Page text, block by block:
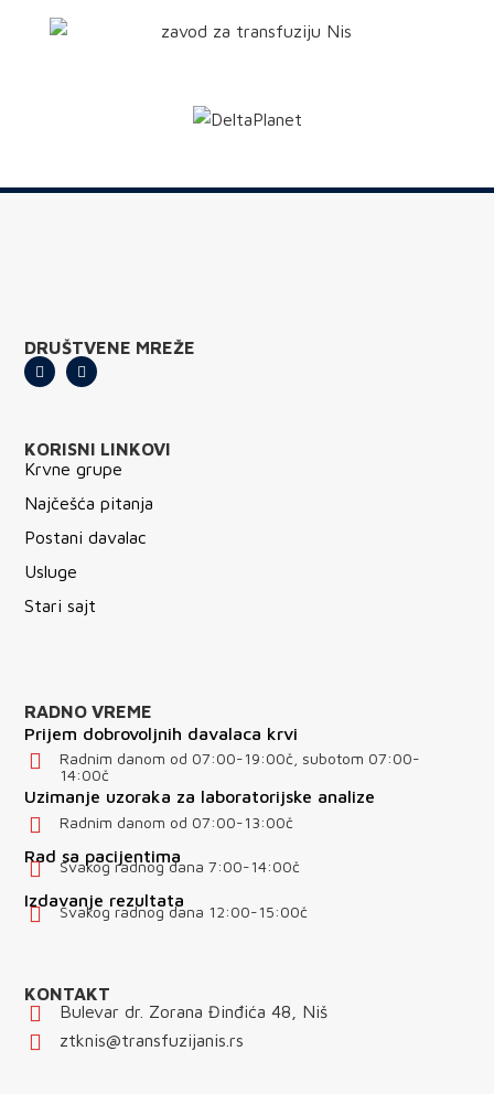
DRUŠTVENE MREŽE
KORISNI LINKOVI
Krvne grupe
Najčešća pitanja
Postani davalac
Usluge
Stari sajt
RADNO VREME
Prijem dobrovoljnih davalaca krvi
Radnim danom od 07:00-19:00č, subotom 07:00-
14:00č
Uzimanje uzoraka za laboratorijske analize
Radnim danom od 07:00-13:00č
Rad sa pacijentima
Svakog radnog dana 7:00-14:00č
Izdavanje rezultata
Svakog radnog dana 12:00-15:00č
KONTAKT
Bulevar dr. Zorana Đinđića 48, Niš
ztknis@transfuzijanis.rs